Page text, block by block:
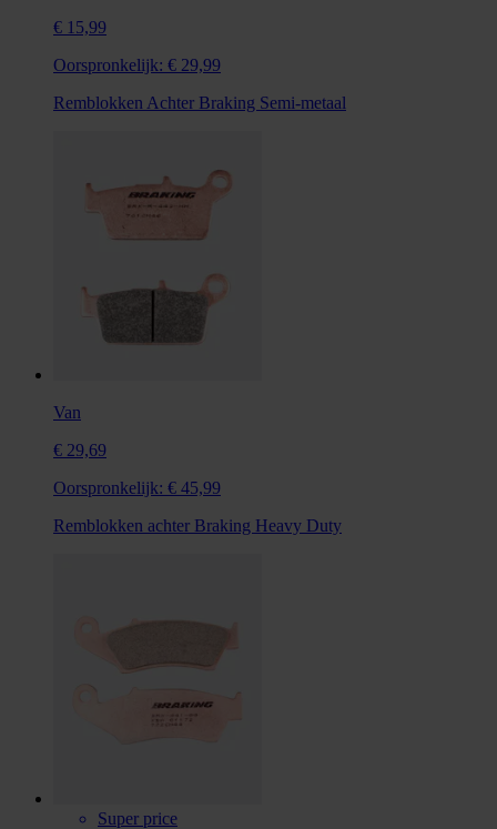
€ 15,99
Oorspronkelijk: € 29,99
Remblokken Achter Braking Semi-metaal
Van
€ 29,69
Oorspronkelijk: € 45,99
Remblokken achter Braking Heavy Duty
Super price